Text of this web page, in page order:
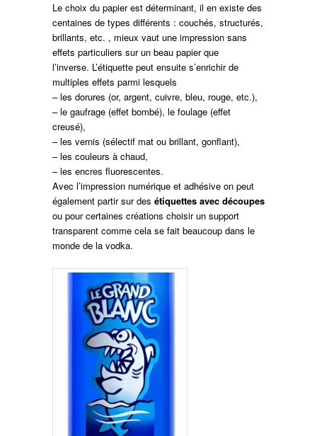
Le choix du papier est déterminant, il en existe des
centaines de types différents : couchés, structurés,
brillants, etc. , mieux vaut une impression sans
effets particuliers sur un beau papier que
l’inverse. L’étiquette peut ensuite s’enrichir de
multiples effets parmi lesquels
– les dorures (or, argent, cuivre, bleu, rouge, etc.),
– le gaufrage (effet bombé), le foulage (effet
creusé),
– les vernis (sélectif mat ou brillant, gonflant),
– les couleurs à chaud,
– les encres fluorescentes.
Avec l’impression numérique et adhésive on peut
également partir sur des étiquettes avec découpes
ou pour certaines créations choisir un support
transparent comme cela se fait beaucoup dans le
monde de la vodka.